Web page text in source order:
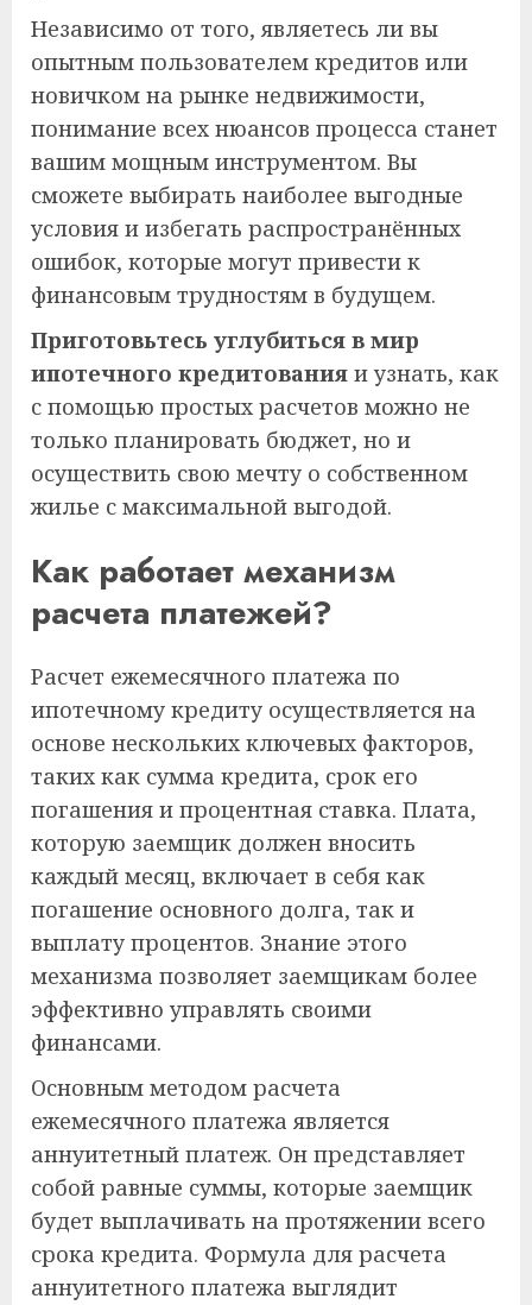
Независимо от того, являетесь ли вы
опытным пользователем кредитов или
новичком на рынке недвижимости,
понимание всех нюансов процесса станет
вашим мощным инструментом. Вы
сможете выбирать наиболее выгодные
условия и избегать распространённых
ошибок, которые могут привести к
финансовым трудностям в будущем.
Приготовьтесь углубиться в мир
ипотечного кредитования и узнать, как
с помощью простых расчетов можно не
только планировать бюджет, но и
осуществить свою мечту о собственном
жилье с максимальной выгодой.
Как работает механизм
расчета платежей?
Расчет ежемесячного платежа по
ипотечному кредиту осуществляется на
основе нескольких ключевых факторов,
таких как сумма кредита, срок его
погашения и процентная ставка. Плата,
которую заемщик должен вносить
каждый месяц, включает в себя как
погашение основного долга, так и
выплату процентов. Знание этого
механизма позволяет заемщикам более
эффективно управлять своими
финансами.
Основным методом расчета
ежемесячного платежа является
аннуитетный платеж. Он представляет
собой равные суммы, которые заемщик
будет выплачивать на протяжении всего
срока кредита. Формула для расчета
аннуитетного платежа выглядит